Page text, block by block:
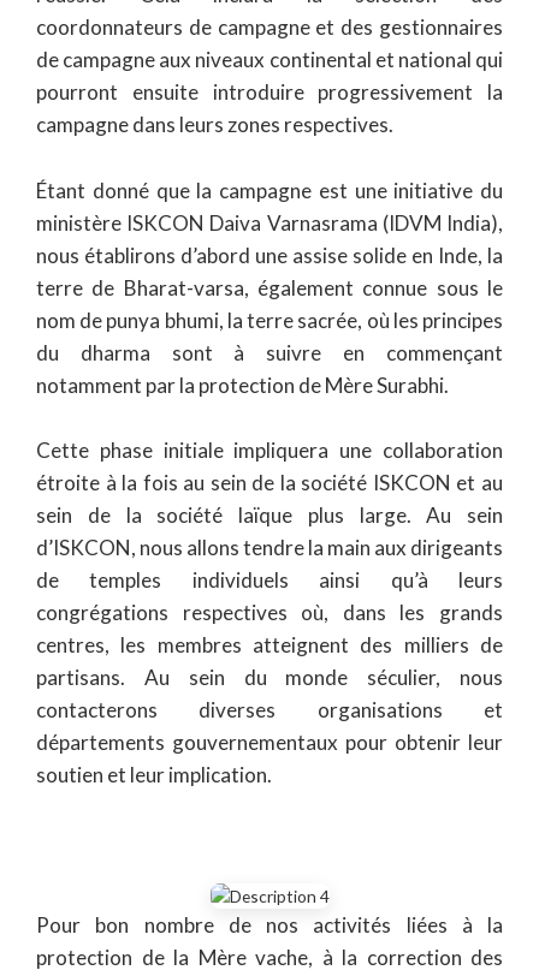
coordonnateurs de campagne et des gestionnaires
de campagne aux niveaux continental et national qui
pourront ensuite introduire progressivement la
campagne dans leurs zones respectives.
Étant donné que la campagne est une initiative du
ministère ISKCON Daiva Varnasrama (IDVM India),
nous établirons d’abord une assise solide en Inde, la
terre de Bharat-varsa, également connue sous le
nom de punya bhumi, la terre sacrée, où les principes
du dharma sont à suivre en commençant
notamment par la protection de Mère Surabhi.
Cette phase initiale impliquera une collaboration
étroite à la fois au sein de la société ISKCON et au
sein de la société laïque plus large. Au sein
d’ISKCON, nous allons tendre la main aux dirigeants
de temples individuels ainsi qu’à leurs
congrégations respectives où, dans les grands
centres, les membres atteignent des milliers de
partisans. Au sein du monde séculier, nous
contacterons diverses organisations et
départements gouvernementaux pour obtenir leur
soutien et leur implication.
Pour bon nombre de nos activités liées à la
protection de la Mère vache, à la correction des